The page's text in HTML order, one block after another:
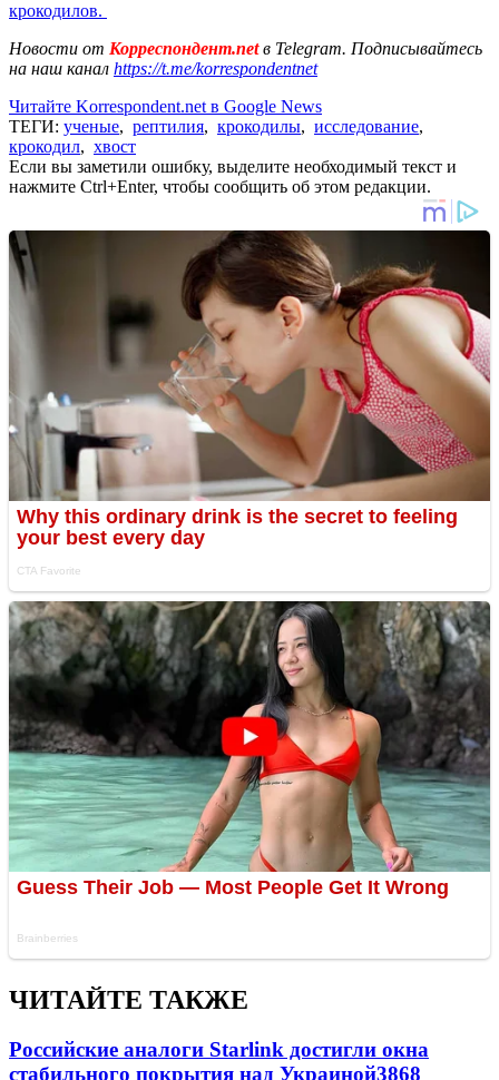
крокодилов.
Новости от Корреспондент.netв Telegram. Подписывайтесь
на наш канал https://t.me/korrespondentnet
Читайте Korrespondent.net в Google News
ТЕГИ: ученые, рептилия, крокодилы, исследование,
крокодил, хвост
Если вы заметили ошибку, выделите необходимый текст и
нажмите Ctrl+Enter, чтобы сообщить об этом редакции.
ЧИТАЙТЕ ТАКЖЕ
Российские аналоги Starlink достигли окна
стабильного покрытия над Украиной3868